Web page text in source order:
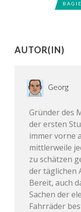
AUTOR(IN)
Georg
Gründer des
der ersten
immer vorne
mittlerweile
zu schätzen
der täglichen
Bereit, auch
Sachen der
Fahrräder